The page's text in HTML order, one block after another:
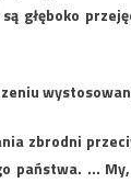
głęboko
zbrodni
państwa. …